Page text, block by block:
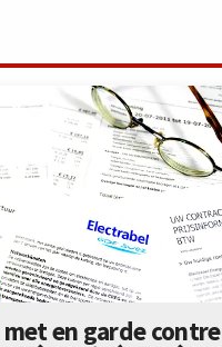
en garde contre